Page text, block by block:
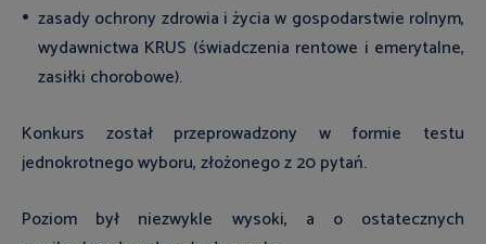
zasady ochrony zdrowia i życia w gospodarstwie rolnym,
wydawnictwa KRUS (świadczenia rentowe i emerytalne,
zasiłki chorobowe).
Konkurs został przeprowadzony w formie testu
jednokrotnego wyboru, złożonego z 20 pytań.
Poziom był niezwykle wysoki, a o ostatecznych